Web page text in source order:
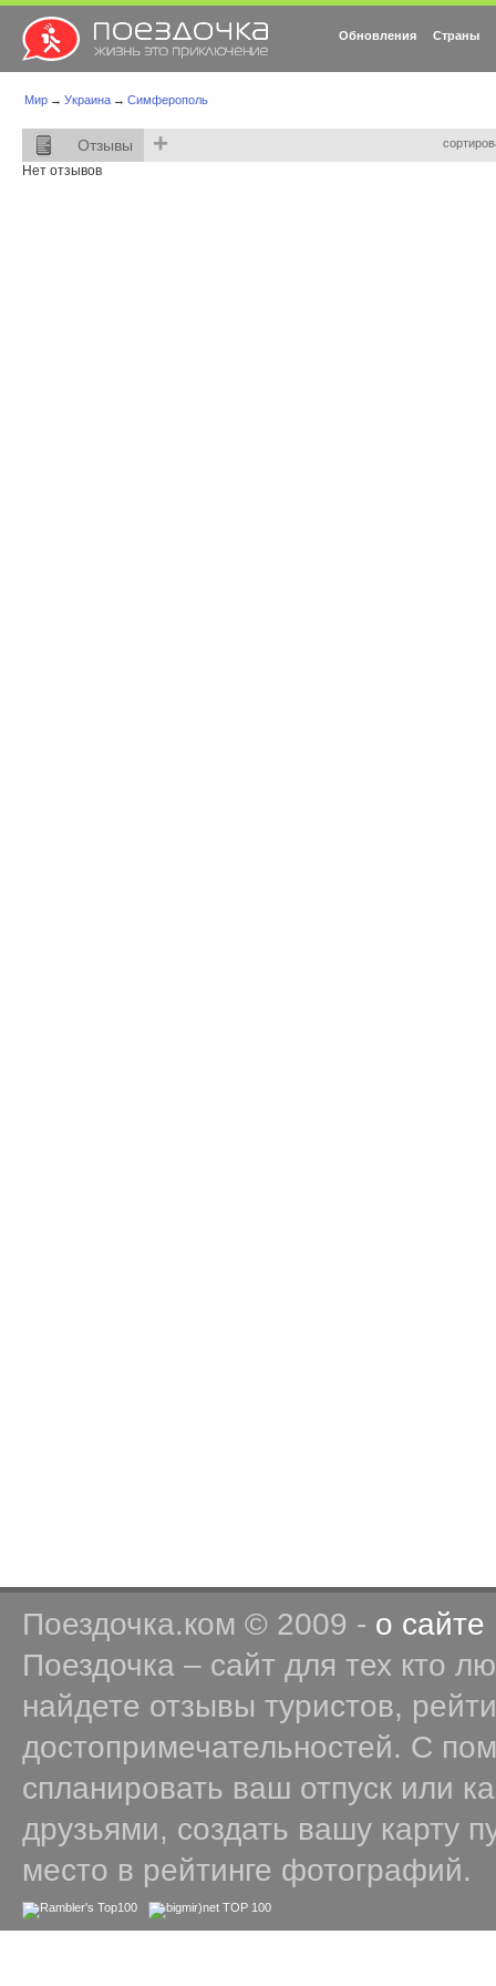
Обновления Страны
Мир → Украина → Симферополь
Отзывы +
Нет отзывов
Поездочка.ком © 2009 - о сайте
Поездочка – сайт для тех кто
найдете отзывы туристов,
достопримечательностей. С
спланировать ваш отпуск или
друзьями, создать вашу карту
место в рейтинге фотографий.